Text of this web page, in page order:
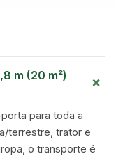
m (20 m²)
+
para toda a
terrestre, trator e
o transporte é